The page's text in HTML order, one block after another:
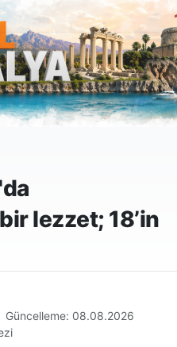
lezzet; 18’in
Güncelleme: 08.08.2026